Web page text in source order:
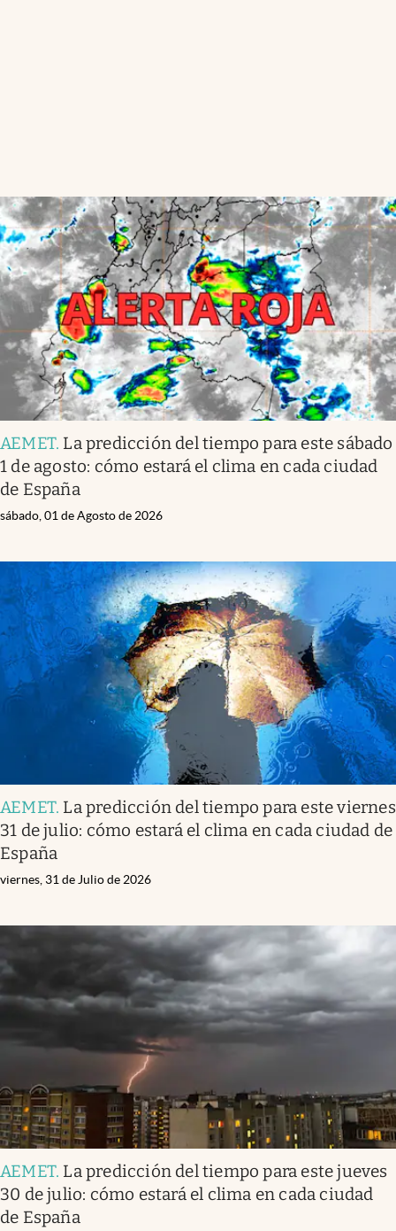
AEMET. La predicción del tiempo para este sábado
1 de agosto: cómo estará el clima en cada ciudad
de España
sábado, 01 de Agosto de 2026
AEMET. La predicción del tiempo para este viernes
31 de julio: cómo estará el clima en cada ciudad de
España
viernes, 31 de Julio de 2026
AEMET. La predicción del tiempo para este jueves
30 de julio: cómo estará el clima en cada ciudad
de España